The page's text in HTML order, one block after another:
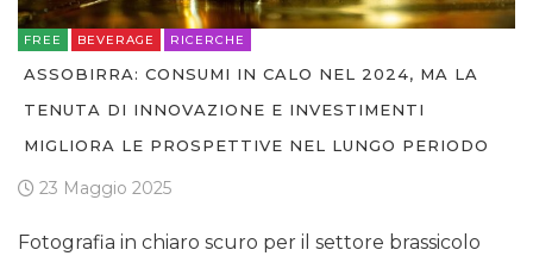
FREE BEVERAGE RICERCHE
ASSOBIRRA: CONSUMI IN CALO NEL 2024, MA LA
TENUTA DI INNOVAZIONE E INVESTIMENTI
MIGLIORA LE PROSPETTIVE NEL LUNGO PERIODO
23 Maggio 2025
Fotografia in chiaro scuro per il settore brassicolo